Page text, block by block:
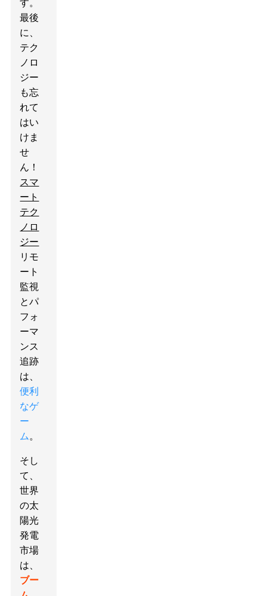
最後
に、
テク
ノロ
ジー
も忘
れて
はい
けま
せ
ん！
スマ
ート
テク
ノロ
ジー
リモ
ート
監視
とパ
フォ
ーマ
ンス
追跡
は、
便利
なゲ
ー
ム。
そし
て、
世界
の太
陽光
発電
市場
は、
ブー